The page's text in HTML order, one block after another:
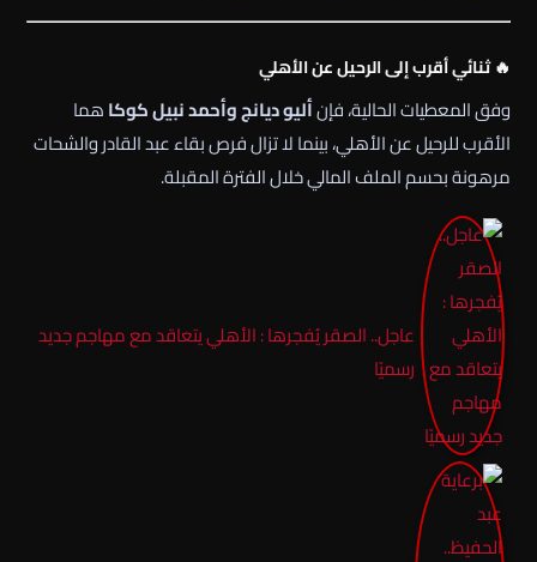
🔥 ثنائي أقرب إلى الرحيل عن الأهلي
وفق المعطيات الحالية، فإنأليو ديانج وأحمد نبيل كوكاهما
الأقرب للرحيل عن الأهلي، بينما لا تزال فرص بقاء عبد القادر والشحات
مرهونة بحسم الملف المالي خلال الفترة المقبلة.
عاجل.. الصقر يُفجرها : الأهلي يتعاقد مع مهاجم جديد
رسميًا